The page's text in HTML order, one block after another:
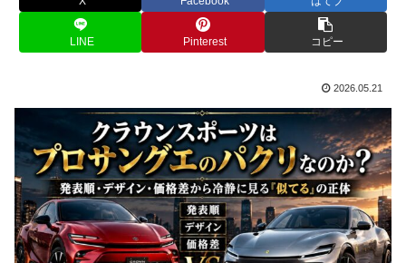
LINE Pinterest コピー
2026.05.21